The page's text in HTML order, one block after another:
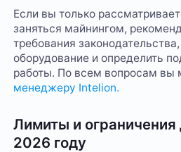
Если вы только
заняться майнингом,
требования
оборудование и определить
работы. По всем вопросам вы
менеджеру Intelion.
Лимиты и
2026 году